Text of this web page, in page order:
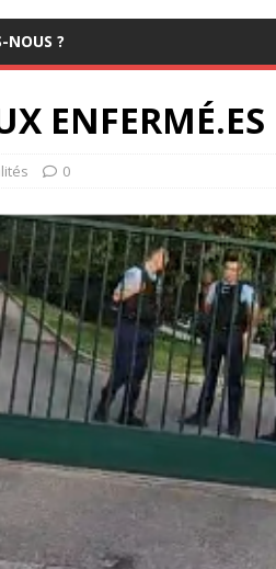
NOUS ?
ENFERMÉ.ES
0